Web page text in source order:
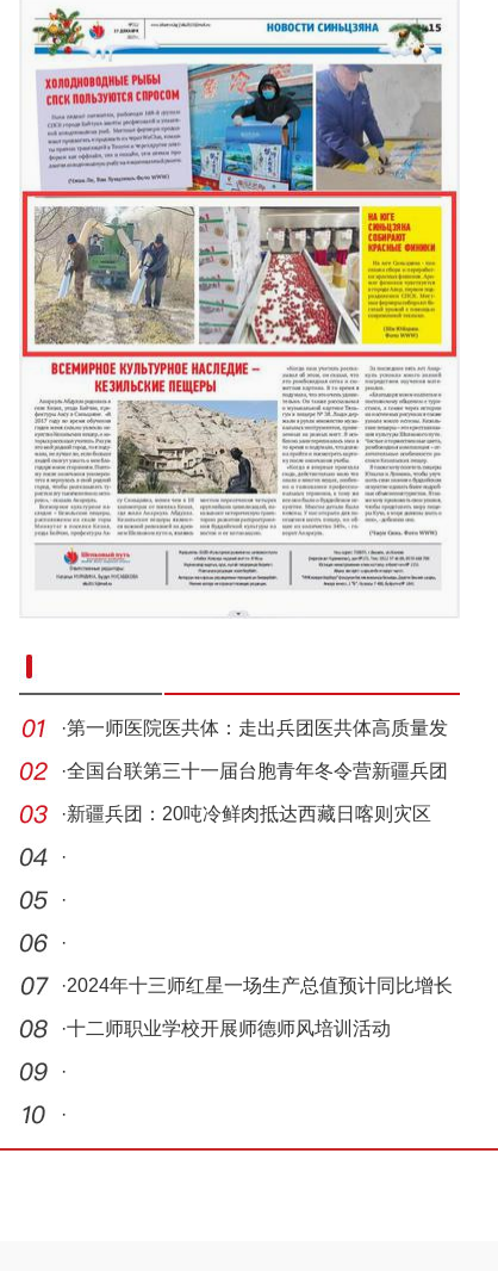
·第一师医院医共体：走出兵团医共体高质量发
展的特
·全国台联第三十一届台胞青年冬令营新疆兵团
分营开
·新疆兵团：20吨冷鲜肉抵达西藏日喀则灾区
·
·
·
·2024年十三师红星一场生产总值预计同比增长
8%
·十二师职业学校开展师德师风培训活动
·
·